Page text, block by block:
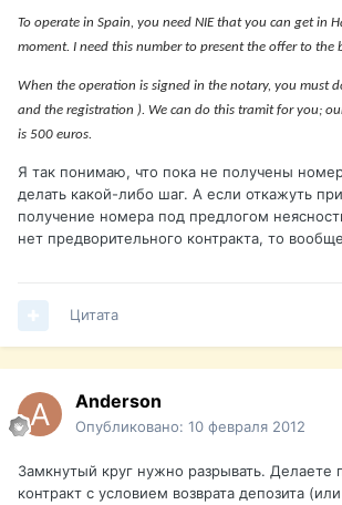
To operate in Spain, you need NIE that you can get in
moment. I need this number to present the offer to the
When the operation is signed in the notary, you must
and the registration ). We can do this tramit for you;
is 500 euros.
Я так понимаю, что пока не получены
делать какой-либо шаг. А если откажуть
получение номера под предлогом
нет предворительного контракта, то
Цитата
Anderson
Опубликовано: 10 февраля 2012
Замкнутый круг нужно разрывать. Делаете
контракт с условием возврата депозита